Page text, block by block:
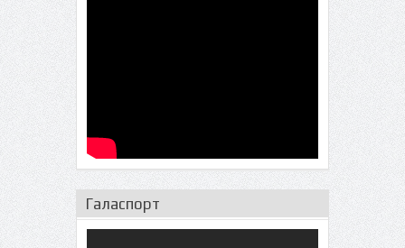
Галаспорт